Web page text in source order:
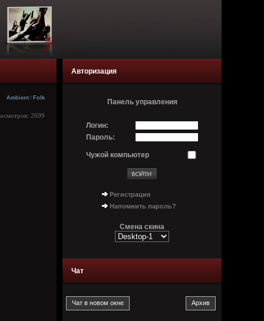
Ambient / Folk
2699
Авторизация
Панель управления
Логин:
Пароль:
Чужой компьютер
Регистрация
Напомнить пароль?
Смена скина
Чат